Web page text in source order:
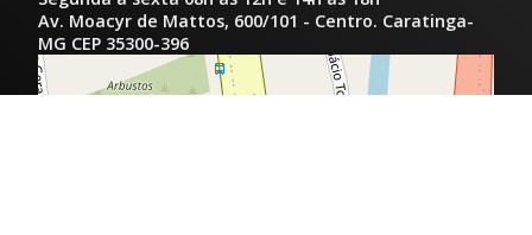
Av. Moacyr de Mattos, 600/101 - Centro. Caratinga-
MG CEP 35300-396